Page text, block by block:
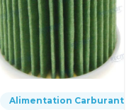
Alimentation Carburant